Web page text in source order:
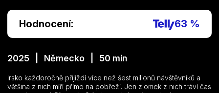
Hodnocení: 63 %
2025 | Německo | 50 min
Irsko každoročně přijíždí více než šest milionů návštěvníků a
většina z nich míří přímo na pobřeží. Jen zlomek z nich tráví čas